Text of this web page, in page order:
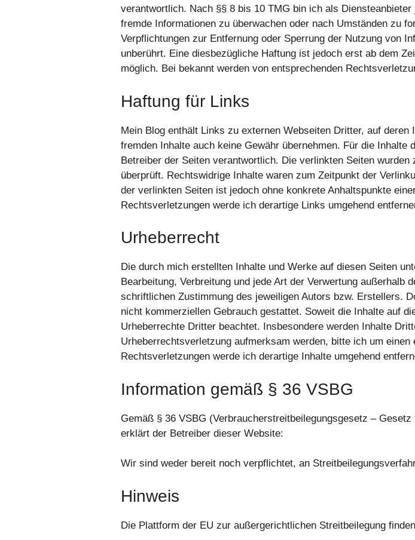
verantwortlich. Nach §§ 8 bis 10 TMG bin ich als
fremde Informationen zu überwachen oder nach Umständen zu
Verpflichtungen zur Entfernung oder Sperrung der Nutzung von
unberührt. Eine diesbezügliche Haftung ist jedoch erst ab dem
möglich. Bei bekannt werden von entsprechenden
Haftung für Links
Mein Blog enthält Links zu externen Webseiten Dritter, auf
fremden Inhalte auch keine Gewähr übernehmen. Für die
Betreiber der Seiten verantwortlich. Die verlinkten Seiten
überprüft. Rechtswidrige Inhalte waren zum Zeitpunkt der
der verlinkten Seiten ist jedoch ohne konkrete Anhaltspunkte
Rechtsverletzungen werde ich derartige Links umgehend
Urheberrecht
Die durch mich erstellten Inhalte und Werke auf diesen Seiten
Bearbeitung, Verbreitung und jede Art der Verwertung außerhalb
schriftlichen Zustimmung des jeweiligen Autors bzw. Erstellers.
nicht kommerziellen Gebrauch gestattet. Soweit die Inhalte auf
Urheberrechte Dritter beachtet. Insbesondere werden Inhalte
Urheberrechtsverletzung aufmerksam werden, bitte ich um
Rechtsverletzungen werde ich derartige Inhalte umgehend
Information gemäß § 36 VSBG
Gemäß § 36 VSBG (Verbraucherstreitbeilegungsgesetz –
erklärt der Betreiber dieser Website:
Wir sind weder bereit noch verpflichtet, an
Hinweis
Die Plattform der EU zur außergerichtlichen Streitbeilegung